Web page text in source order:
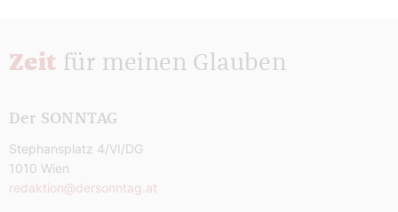
Zeit für meinen Glauben
Der SONNTAG
Stephansplatz 4/VI/DG
1010 Wien
redaktion@dersonntag.at